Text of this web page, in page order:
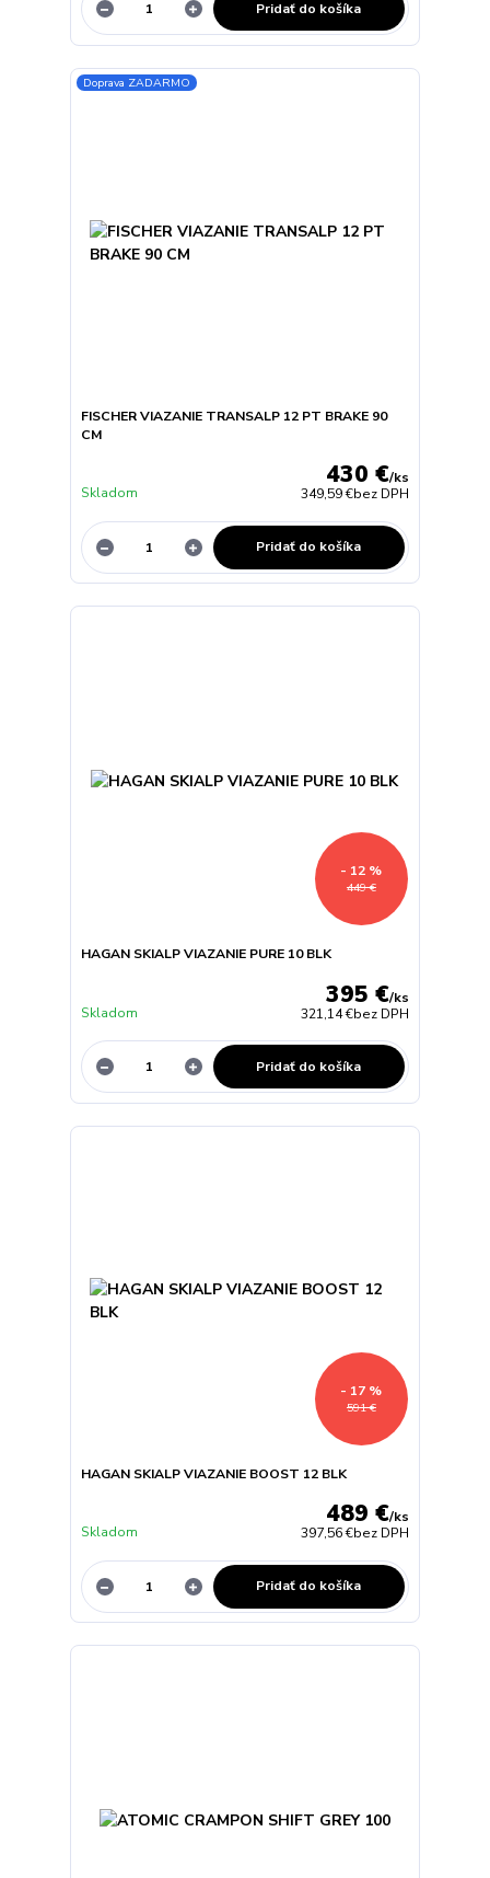
Pridať do košíka
Doprava ZADARMO
FISCHER VIAZANIE TRANSALP 12 PT BRAKE 90
CM
430 €/ks
349,59 €bez DPH
Skladom
Pridať do košíka
449 €
- 12 %
HAGAN SKIALP VIAZANIE PURE 10 BLK
395 €/ks
321,14 €bez DPH
Skladom
Pridať do košíka
591 €
- 17 %
HAGAN SKIALP VIAZANIE BOOST 12 BLK
489 €/ks
397,56 €bez DPH
Skladom
Pridať do košíka